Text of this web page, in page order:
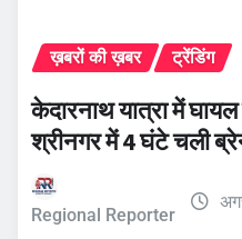
ख़बरों की ख़बर ट्रेंडिंग
केदारनाथ यात्रा में
श्रीनगर में 4 घंटे चली
Regional Reporter